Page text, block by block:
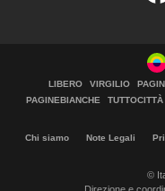
LIBERO VIRGILIO
PAGINEBIANCHE
TUTTOCITTÀ
Chi siamo Note Legali
©